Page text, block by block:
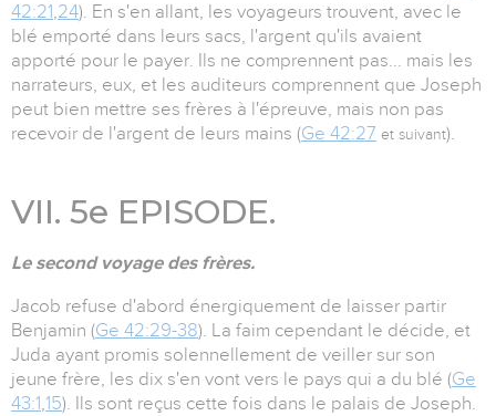
42:21,24). En s'en allant, les voyageurs trouvent, avec le
blé emporté dans leurs sacs, l'argent qu'ils avaient
apporté pour le payer. Ils ne comprennent pas... mais les
narrateurs, eux, et les auditeurs comprennent que Joseph
peut bien mettre ses frères à l'épreuve, mais non pas
recevoir de l'argent de leurs mains (Ge 42:27 et suivant).
VII. 5e EPISODE.
Le second voyage des frères.
Jacob refuse d'abord énergiquement de laisser partir
Benjamin (Ge 42:29-38). La faim cependant le décide, et
Juda ayant promis solennellement de veiller sur son
jeune frère, les dix s'en vont vers le pays qui a du blé (Ge
43:1,15). Ils sont reçus cette fois dans le palais de Joseph.